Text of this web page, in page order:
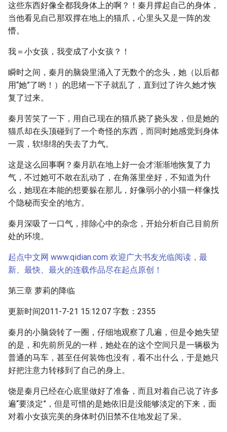
这些东西好像全都我身体上的啊？！秦月撑起自己的身体，
当他看见自己那双撑在地上的猫爪，心里头又是一阵的发
懵。
我＝小女孩，我变成了小女孩？！
瞬时之间，秦月的脑袋里涌入了无数个的念头，她（以后都
用“她”了哟！）的思绪一下子就乱了，直到过了许久她才恢
复了过来。
秦月苦笑了一下，用自己现在的猫爪挠了挠头发，但是她的
猫爪却在头顶碰到了一个奇怪的东西，而同时她感觉到身体
一震，软绵绵的失去了力气。
这是这么回事啊？秦月趴在地上好一会才渐渐地恢复了力
气，不过她可不敢在乱动了，在角落里坐好，不知道为什
么，她现在本能的想要躲在那儿，好像弱小的小猫一样像找
个隐秘而安全的地方。
秦月深吸了一口气，排除心中的杂念，开始分析自己目前所
处的环境。
起点中文网 www.qidian.com 欢迎广大书友光临阅读，最
新、最快、最火的连载作品尽在起点原创！
第三章 萝莉的降临
更新时间2011-7-21 15:12:07 字数：2355
秦月的小脑袋转了一圈，仔细地观察了几遍，但是令她失望
的是，和先前所见的一样，她处在的这个空间只是一辆极为
普通的马车，甚至任何装饰也没有，看不出什么，于是她只
好把注意力转移到了自己的身上。
饶是秦月已经在心底里做好了准备，而且对着自己说了许多
遍“要淡定”，但是可惜的是她依旧是没能够淡定的下来，面
对着小女孩完美的身体时仍旧禁不住地发起了呆。